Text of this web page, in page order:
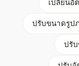
เปลี่ยนอั
ปรับขนาดรูป
ปรั